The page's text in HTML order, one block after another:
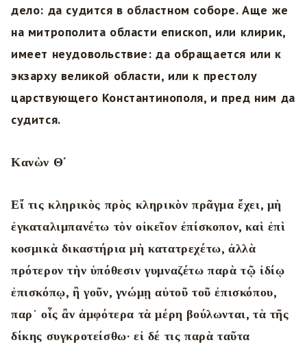
дело: да судится в областном соборе. Аще же
на митрополита области епископ, или клирик,
имеет неудовольствие: да обращается или к
экзарху великой области, или к престолу
царствующего Константинополя, и пред ним да
судится.
Κανὼν Θ´
Εἴ τις κληρικὸς πρὸς κληρικὸν πρᾶγμα ἔχει, μὴ
ἐγκαταλιμπανέτω τὸν οἰκεῖον ἐπίσκοπον, καὶ ἐπὶ
κοσμικὰ δικαστήρια μὴ κατατρεχέτω, ἀλλὰ
πρότερον τὴν ὑπόθεσιν γυμναζέτω παρὰ τῷ ἰδίῳ
ἐπισκόπῳ, ἢ γοῦν, γνώμῃ αὐτοῦ τοῦ ἐπισκόπου,
παρ᾿ οἷς ἂν ἀμφότερα τὰ μέρη βούλωνται, τὰ τῆς
δίκης συγκροτείσθω· εἰ δέ τις παρὰ ταῦτα